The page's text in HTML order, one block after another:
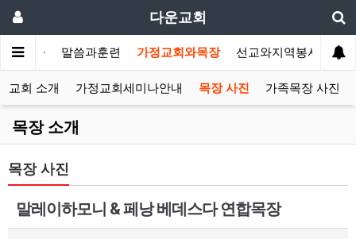
다운교회
합니다 말씀과훈련 가정교회와목장 선교와지역봉사 나
교회 소개 가정교회세미나안내 목장 사진 가족목장 사진
목장 소개
목장 사진
말레이하모니 & 페낭 베데스다 연합목장